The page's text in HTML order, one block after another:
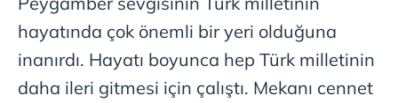
hayatında çok önemli bir yeri olduğuna
inanırdı. Hayatı boyunca hep Türk milletinin
daha ileri gitmesi için çalıştı. Mekanı cennet